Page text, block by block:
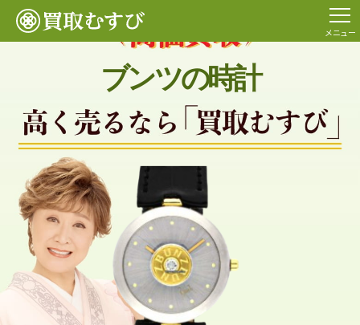
メニュー
ブンツの時計